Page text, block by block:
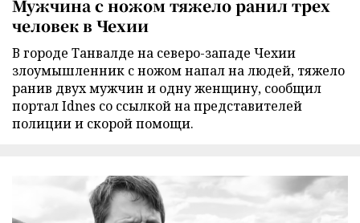
Мужчина с ножом тяжело ранил трех
человек в Чехии
В городе Танвалде на северо-западе Чехии
злоумышленник с ножом напал на людей, тяжело
ранив двух мужчин и одну женщину, сообщил
портал Idnes со ссылкой на представителей
полиции и скорой помощи.